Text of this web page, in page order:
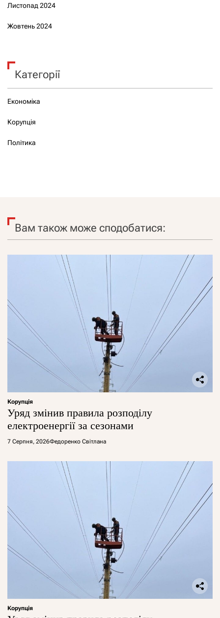
Листопад 2024
Жовтень 2024
Категорії
Економіка
Корупція
Політика
Вам також може сподобатися:
Корупція
Уряд змінив правила розподілу
електроенергії за сезонами
7 Серпня, 2026Федоренко Світлана
Корупція